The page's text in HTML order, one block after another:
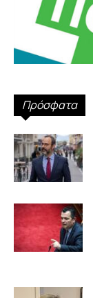
Πρόσφατα